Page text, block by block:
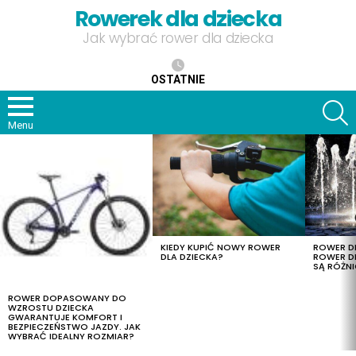
Rowerek dla dziecka
Jak wybrać rower dla dziecka
OSTATNIE
Menu
ROWER DOPASOWANY DO
WZROSTU DZIECKA
GWARANTUJE KOMFORT I
BEZPIECZEŃSTWO JAZDY. JAK
WYBRAĆ IDEALNY ROZMIAR?
KIEDY KUPIĆ NOWY ROWER
DLA DZIECKA?
ROWER
ROWER
SĄ